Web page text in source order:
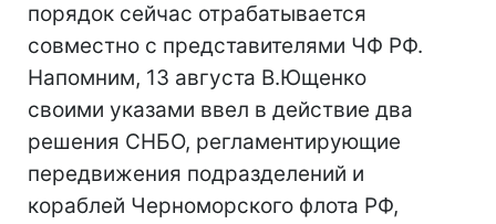
порядок сейчас отрабатывается
совместно с представителями ЧФ РФ.
Напомним, 13 августа В.Ющенко
своими указами ввел в действие два
решения СНБО, регламентирующие
передвижения подразделений и
кораблей Черноморского флота РФ,